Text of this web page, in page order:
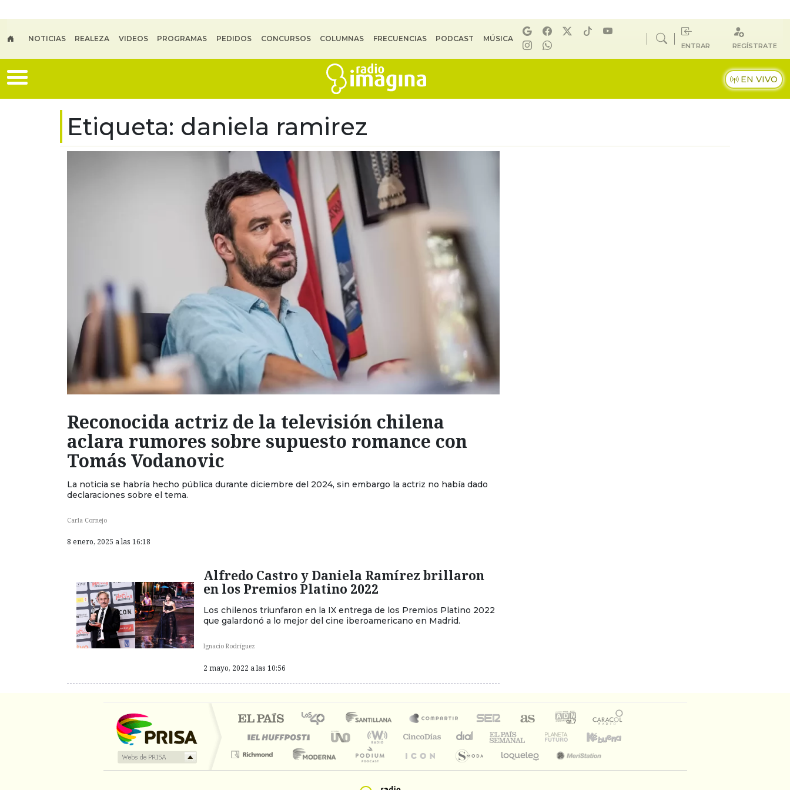
NOTICIAS REALEZA VIDEOS PROGRAMAS PEDIDOS CONCURSOS COLUMNAS FRECUENCIAS PODCAST MÚSICA
ENTRAR REGÍSTRATE
EN VIVO
Etiqueta: daniela ramirez
Reconocida actriz de la televisión chilena
aclara rumores sobre supuesto romance con
Tomás Vodanovic
La noticia se habría hecho pública durante diciembre del 2024, sin embargo la actriz no había dado
declaraciones sobre el tema.
Carla Cornejo
8 enero, 2025 a las 16:18
Alfredo Castro y Daniela Ramírez brillaron
en los Premios Platino 2022
Los chilenos triunfaron en la IX entrega de los Premios Platino 2022
que galardonó a lo mejor del cine iberoamericano en Madrid.
Ignacio Rodríguez
2 mayo, 2022 a las 10:56